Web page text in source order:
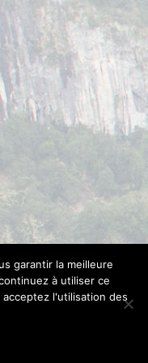
garantir la meilleure
à utiliser ce
l'utilisation des